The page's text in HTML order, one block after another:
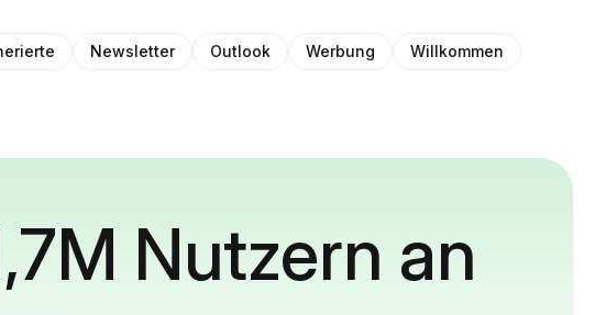
Newsletter Outlook Werbung Willkommen
Nutzern an